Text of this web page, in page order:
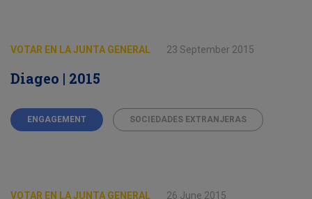
VOTAR EN LA JUNTA GENERAL 23 September 2015
Diageo | 2015
ENGAGEMENT SOCIEDADES EXTRANJERAS
VOTAR EN LA JUNTA GENERAL 26 June 2015